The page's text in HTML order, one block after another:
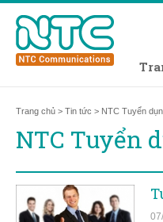
Trang chủ > Tin tức > NTC Tuyển
NTC Tuyển